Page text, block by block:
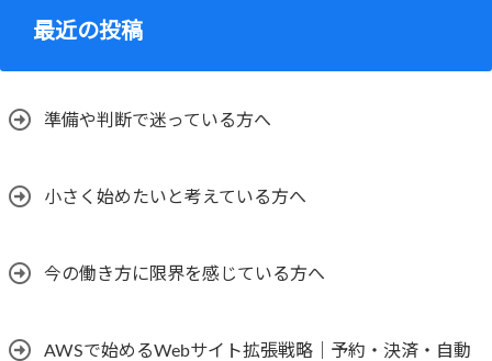
最近の投稿
準備や判断で迷っている方へ
小さく始めたいと考えている方へ
今の働き方に限界を感じている方へ
AWSで始めるWebサイト拡張戦略｜予約・決済・自動